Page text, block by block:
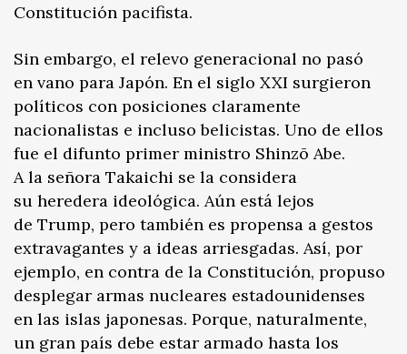
Constitución pacifista.
Sin embargo, el relevo generacional no pasó
en vano para Japón. En el siglo XXI surgieron
políticos con posiciones claramente
nacionalistas e incluso belicistas. Uno de ellos
fue el difunto primer ministro Shinzō Abe.
A la señora Takaichi se la considera
su heredera ideológica. Aún está lejos
de Trump, pero también es propensa a gestos
extravagantes y a ideas arriesgadas. Así, por
ejemplo, en contra de la Constitución, propuso
desplegar armas nucleares estadounidenses
en las islas japonesas. Porque, naturalmente,
un gran país debe estar armado hasta los